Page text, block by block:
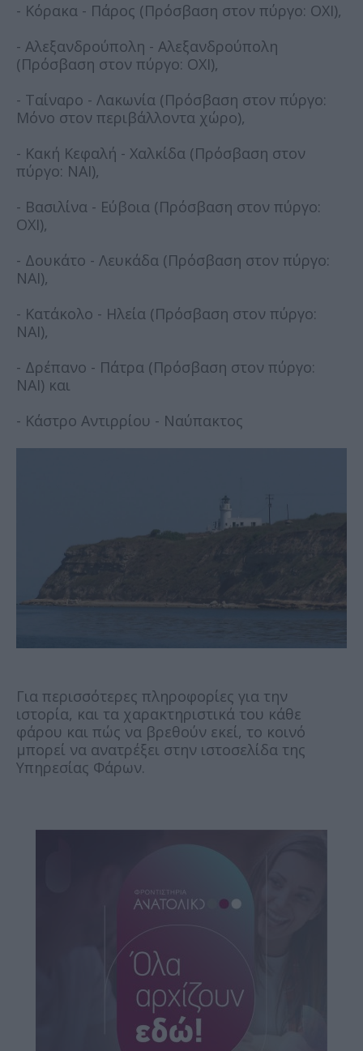
- Κόρακα - Πάρος (Πρόσβαση στον πύργο: ΟΧΙ),
- Αλεξανδρούπολη - Αλεξανδρούπολη
(Πρόσβαση στον πύργο: ΟΧΙ),
- Ταίναρο - Λακωνία (Πρόσβαση στον πύργο:
Μόνο στον περιβάλλοντα χώρο),
- Κακή Κεφαλή - Χαλκίδα (Πρόσβαση στον
πύργο: ΝΑΙ),
- Βασιλίνα - Εύβοια (Πρόσβαση στον πύργο:
ΟΧΙ),
- Δουκάτο - Λευκάδα (Πρόσβαση στον πύργο:
ΝΑΙ),
- Κατάκολο - Ηλεία (Πρόσβαση στον πύργο:
ΝΑΙ),
- Δρέπανο - Πάτρα (Πρόσβαση στον πύργο:
ΝΑΙ) και
- Κάστρο Αντιρρίου - Ναύπακτος
Για περισσότερες πληροφορίες για την
ιστορία, και τα χαρακτηριστικά του κάθε
φάρου και πώς να βρεθούν εκεί, το κοινό
μπορεί να ανατρέξει στην ιστοσελίδα της
Υπηρεσίας Φάρων.